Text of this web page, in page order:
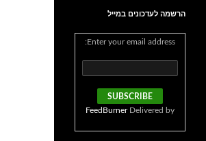
הרשמה לעדכונים במייל
Enter your email address:
Delivered by
FeedBurner